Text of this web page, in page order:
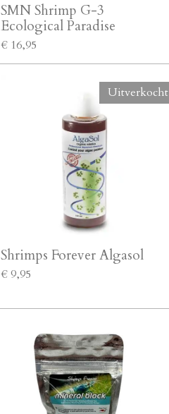
SMN Shrimp G-3
Ecological Paradise
€ 16,95
Uitverkocht
Shrimps Forever Algasol
€ 9,95